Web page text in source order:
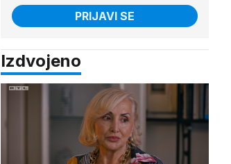
PRIJAVI SE
Izdvojeno